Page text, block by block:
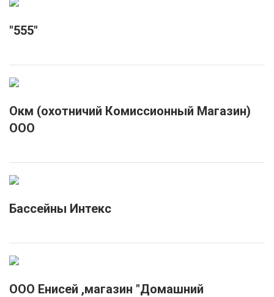
"555"
Окм (охотничий Комиссионный Магазин)
ООО
Бассейны Интекс
ООО Енисей ,магазин "Домашний